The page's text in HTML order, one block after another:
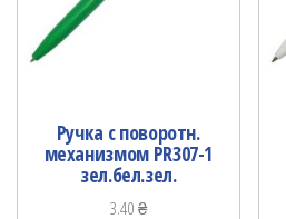
Ручка с поворотн.
механизмом PR307-1
зел.бел.зел.
3.40₴